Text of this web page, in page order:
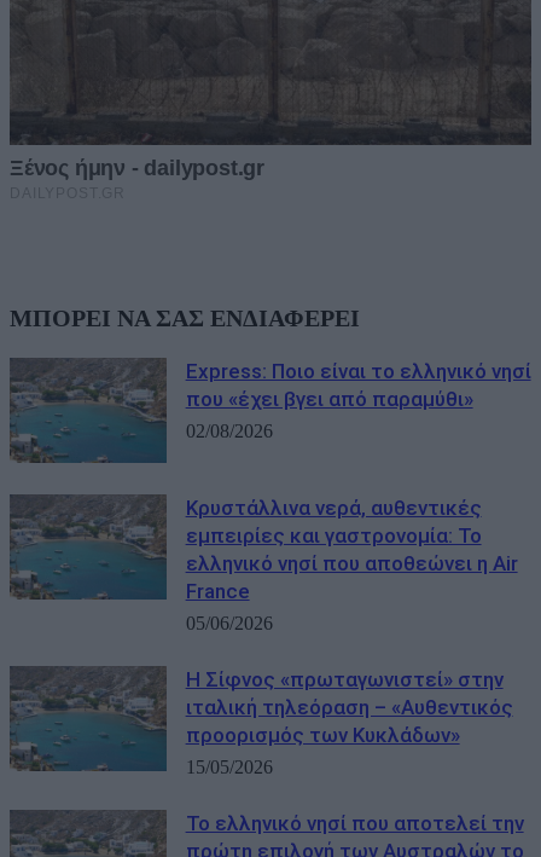
ΜΠΟΡΕΙ ΝΑ ΣΑΣ ΕΝΔΙΑΦΕΡΕΙ
Express: Ποιο είναι το ελληνικό νησί
που «έχει βγει από παραμύθι»
02/08/2026
Κρυστάλλινα νερά, αυθεντικές
εμπειρίες και γαστρονομία: Το
ελληνικό νησί που αποθεώνει η Air
France
05/06/2026
Η Σίφνος «πρωταγωνιστεί» στην
ιταλική τηλεόραση – «Αυθεντικός
προορισμός των Κυκλάδων»
15/05/2026
Το ελληνικό νησί που αποτελεί την
πρώτη επιλογή των Αυστραλών το